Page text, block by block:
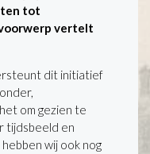
tot
vertelt
dit initiatief
om gezien te
tijdsbeeld en
wij ook nog